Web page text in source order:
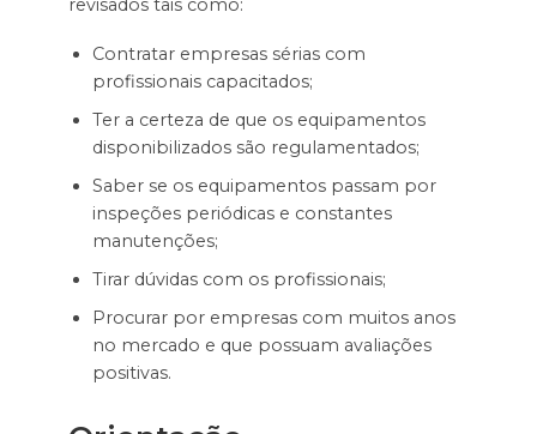
revisados tais como:
Contratar empresas sérias com
profissionais capacitados;
Ter a certeza de que os equipamentos
disponibilizados são regulamentados;
Saber se os equipamentos passam por
inspeções periódicas e constantes
manutenções;
Tirar dúvidas com os profissionais;
Procurar por empresas com muitos anos
no mercado e que possuam avaliações
positivas.